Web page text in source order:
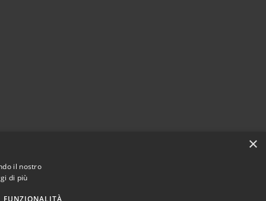
×
il nostro
di più
FUNZIONALITÀ